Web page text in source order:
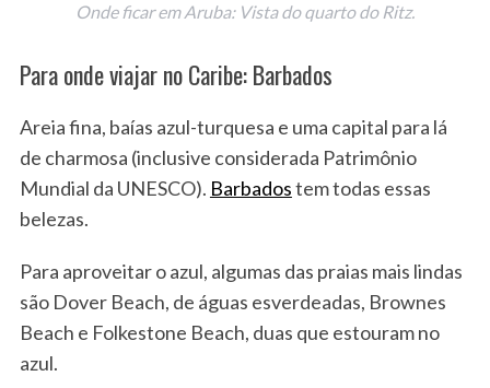
Onde ficar em Aruba: Vista do quarto do Ritz.
Para onde viajar no Caribe: Barbados
Areia fina, baías azul-turquesa e uma capital para lá
de charmosa (inclusive considerada Patrimônio
Mundial da UNESCO). Barbadostem todas essas
belezas.
Para aproveitar o azul, algumas das praias mais lindas
são Dover Beach, de águas esverdeadas, Brownes
Beach e Folkestone Beach, duas que estouram no
azul.
e
r
c